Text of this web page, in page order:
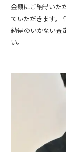
金額にご納得いた
ていただきます。
納得のいかない査
い。